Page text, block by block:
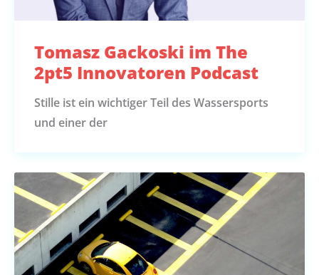
Tomasz Gackoski im The
2pt5 Innovatoren Podcast
Stille ist ein wichtiger Teil des Wassersports
und einer der